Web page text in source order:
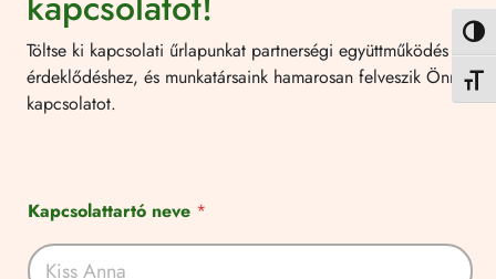
Töltse ki kapcsolati űrlapunkat partnerségi együttműködés iránti
érdeklődéshez, és munkatársaink hamarosan felveszik Önnel a
kapcsolatot.
Kapcsolattartó neve *